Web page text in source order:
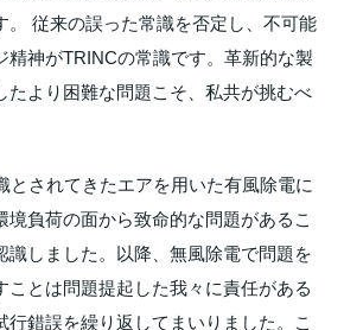
。 従来の誤った常識を否定し、不可能
精神がTRINCの常識です。革新的な製
たより困難な問題こそ、私共が挑むべ
とされてきたエアを用いた有風除電に
境負荷の面から致命的な問題があるこ
識しました。以降、無風除電で問題を
ことは問題提起した我々に責任がある
行錯誤を繰り返してまいりました。こ